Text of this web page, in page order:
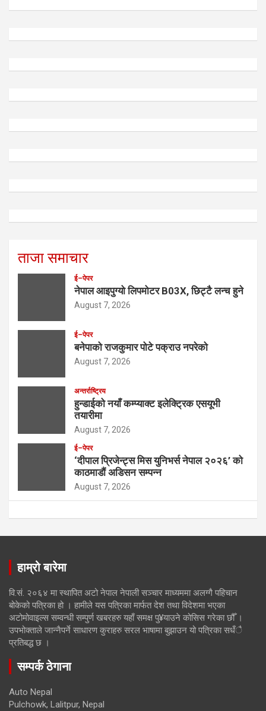
ताजा समाचार
ई–पेपर
नेपाल आइपुग्यो लिपमोटर B03X, छिट्टै लन्च हुने
August 7, 2026
ई–पेपर
बनेपाको राजकुमार पोटे पक्राउ नपरेको
August 7, 2026
अन्तर्राष्ट्रिय
हुन्डाईको नयाँ कम्प्याक्ट इलेक्ट्रिक एसयूभी
तयारीमा
August 7, 2026
ई–पेपर
‘दीपाल प्रिजेन्ट्स मिस युनिभर्स नेपाल २०२६’ को
काठमाडौं अडिसन सम्पन्न
August 7, 2026
हाम्रो बारेमा
वि.सं. २०६४ मा स्थापित अटो नेपाल नेपाली सञ्चार माध्यममा अलग्गै पहिचान
बोकेको पत्रिका हो । हामीले यस पत्रिका मार्फत देश तथा विदेशमा भएका
अटोमोवाइल्स सम्वन्धी सम्पुर्ण खबरहरु यहाँ समक्ष पु¥याउने कोसिस गरेका छौँ ।
उपभोक्ताले जान्नैपर्ने साधारण कुराहरु सरल भाषामा बुझाउन यो पत्रिका सधँै
प्रतिबद्ध छ ।
सम्पर्क ठेगाना
Auto Nepal
Pulchowk, Lalitpur, Nepal